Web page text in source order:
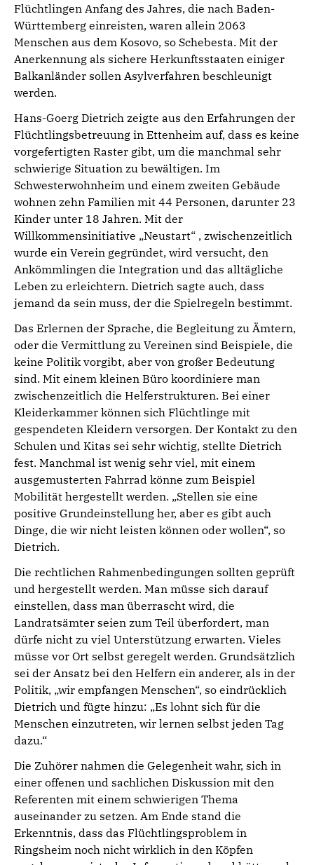
Flüchtlingen Anfang des Jahres, die nach Baden-
Württemberg einreisten, waren allein 2063
Menschen aus dem Kosovo, so Schebesta. Mit der
Anerkennung als sichere Herkunftsstaaten einiger
Balkanländer sollen Asylverfahren beschleunigt
werden.
Hans-Goerg Dietrich zeigte aus den Erfahrungen der
Flüchtlingsbetreuung in Ettenheim auf, dass es keine
vorgefertigten Raster gibt, um die manchmal sehr
schwierige Situation zu bewältigen. Im
Schwesterwohnheim und einem zweiten Gebäude
wohnen zehn Familien mit 44 Personen, darunter 23
Kinder unter 18 Jahren. Mit der
Willkommensinitiative „Neustart“ , zwischenzeitlich
wurde ein Verein gegründet, wird versucht, den
Ankömmlingen die Integration und das alltägliche
Leben zu erleichtern. Dietrich sagte auch, dass
jemand da sein muss, der die Spielregeln bestimmt.
Das Erlernen der Sprache, die Begleitung zu Ämtern,
oder die Vermittlung zu Vereinen sind Beispiele, die
keine Politik vorgibt, aber von großer Bedeutung
sind. Mit einem kleinen Büro koordiniere man
zwischenzeitlich die Helferstrukturen. Bei einer
Kleiderkammer können sich Flüchtlinge mit
gespendeten Kleidern versorgen. Der Kontakt zu den
Schulen und Kitas sei sehr wichtig, stellte Dietrich
fest. Manchmal ist wenig sehr viel, mit einem
ausgemusterten Fahrrad könne zum Beispiel
Mobilität hergestellt werden. „Stellen sie eine
positive Grundeinstellung her, aber es gibt auch
Dinge, die wir nicht leisten können oder wollen“, so
Dietrich.
Die rechtlichen Rahmenbedingungen sollten geprüft
und hergestellt werden. Man müsse sich darauf
einstellen, dass man überrascht wird, die
Landratsämter seien zum Teil überfordert, man
dürfe nicht zu viel Unterstützung erwarten. Vieles
müsse vor Ort selbst geregelt werden. Grundsätzlich
sei der Ansatz bei den Helfern ein anderer, als in der
Politik, „wir empfangen Menschen“, so eindrücklich
Dietrich und fügte hinzu: „Es lohnt sich für die
Menschen einzutreten, wir lernen selbst jeden Tag
dazu.“
Die Zuhörer nahmen die Gelegenheit wahr, sich in
einer offenen und sachlichen Diskussion mit den
Referenten mit einem schwierigen Thema
auseinander zu setzen. Am Ende stand die
Erkenntnis, dass das Flüchtlingsproblem in
Ringsheim noch nicht wirklich in den Köpfen